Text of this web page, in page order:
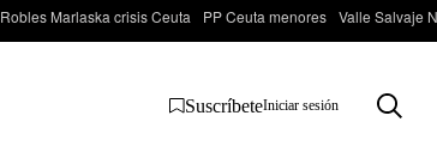
Robles Marlaska crisis Ceuta PP Ceuta menores Valle Salvaje
SuscríbeteIniciar sesión